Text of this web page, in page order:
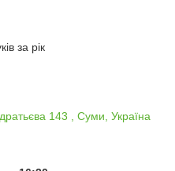
за рік
143 , Суми, Україна